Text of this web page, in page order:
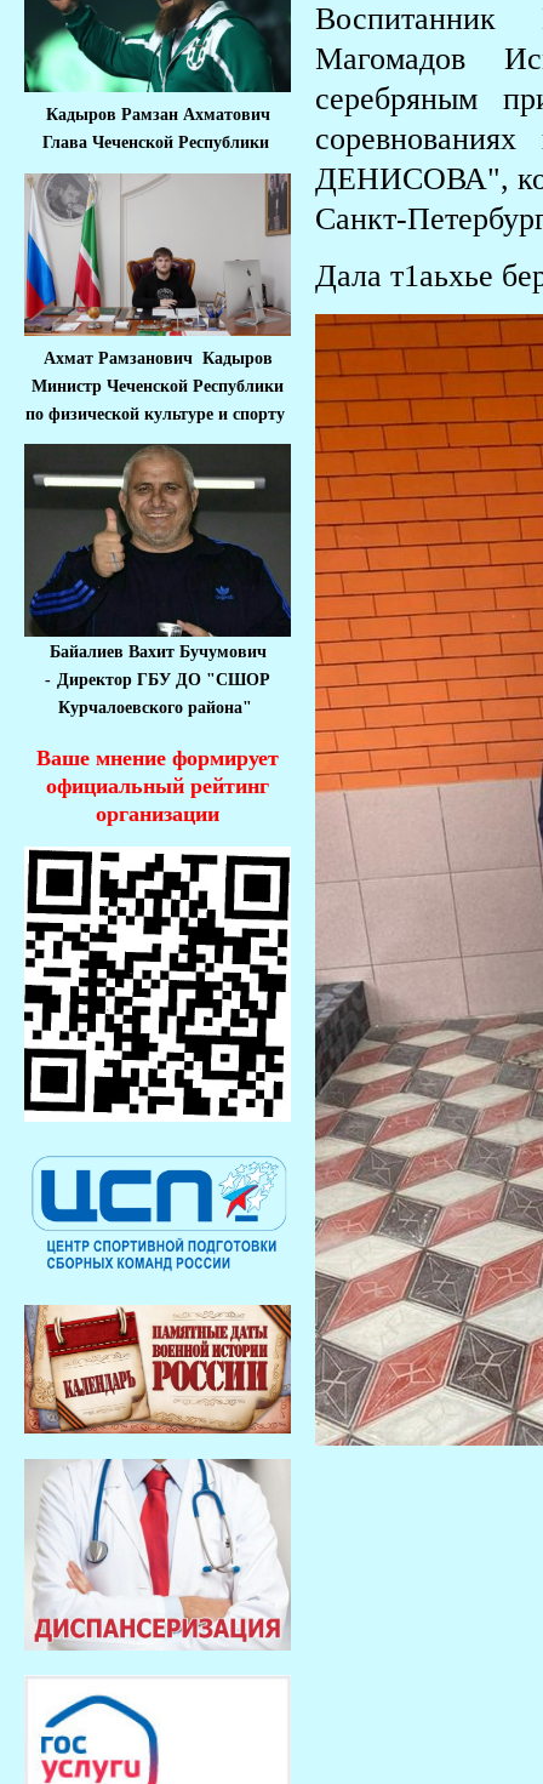
Кадыров Рамзан Ахматович
Глава Чеченской Республики
Ахмат Рамзанович Кадыров
Министр Чеченской Республики
по физической культуре и спорту
Байалиев Вахит Бучумович
- Директор ГБУ ДО "СШОР
Курчалоевского района"
Ваше мнение формирует
официальный рейтинг
организации
Магомадов
серебряным
ДЕНИСОВА",
Санкт-
Дала т1аьхье